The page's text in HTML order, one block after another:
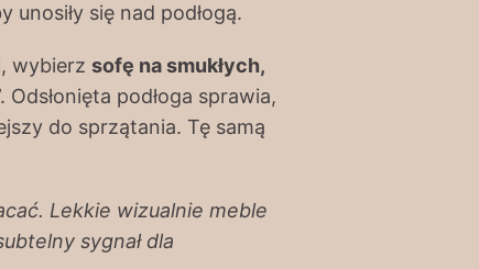
się nad podłogą.
wybierz sofę na smukłych,
podłoga sprawia,
do sprzątania. Tę samą
Lekkie wizualnie meble
sygnał dla